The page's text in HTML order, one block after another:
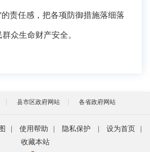
的责任感，把各项防御措施落细落
众生命财产安全。
县市区政府网站 各省政府网站
使用帮助 隐私保护 设为首页
收藏本站